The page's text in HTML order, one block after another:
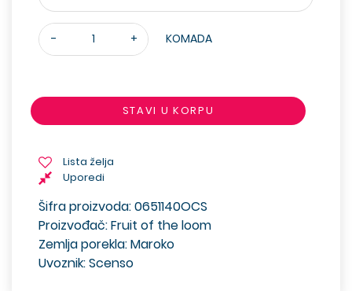
- + KOMADA
STAVI U KORPU
Lista želja
Uporedi
Šifra proizvoda: 0651140OCS
Proizvođač: Fruit of the loom
Zemlja porekla: Maroko
Uvoznik: Scenso